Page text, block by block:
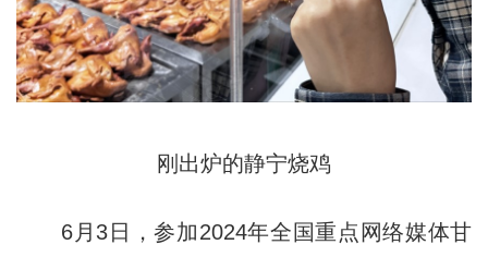
刚出炉的静宁烧鸡
6月3日，参加2024年全国重点网络媒体甘